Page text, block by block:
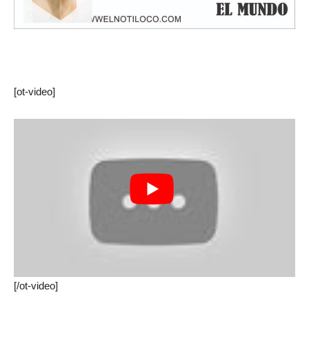
[ot-video]
[/ot-video]